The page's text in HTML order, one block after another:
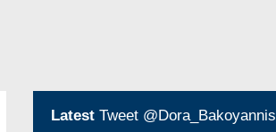
Latest Tweet @Dora_Bakoyannis